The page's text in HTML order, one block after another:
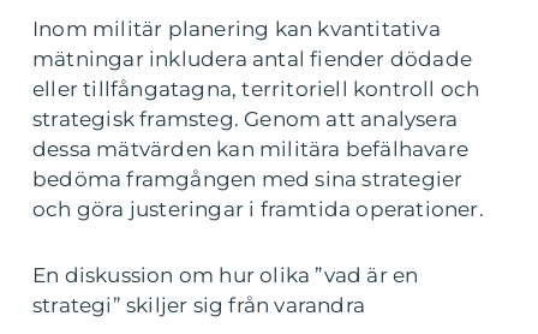
Inom militär planering kan kvantitativa
mätningar inkludera antal fiender dödade
eller tillfångatagna, territoriell kontroll och
strategisk framsteg. Genom att analysera
dessa mätvärden kan militära befälhavare
bedöma framgången med sina strategier
och göra justeringar i framtida operationer.
En diskussion om hur olika ”vad är en
strategi” skiljer sig från varandra